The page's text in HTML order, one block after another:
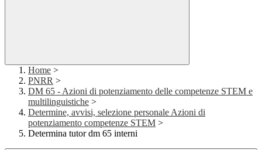
Home >
PNRR >
DM 65 - Azioni di potenziamento delle competenze STEM e
multilinguistiche >
Determine, avvisi, selezione personale Azioni di
potenziamento competenze STEM >
Determina tutor dm 65 interni